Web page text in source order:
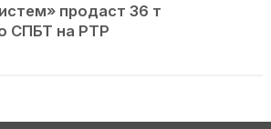
продаст 36 т
СПБТ на PTP